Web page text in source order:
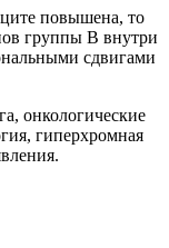
повышена, то
группы B внутри
сдвигами
онкологические
гиперхромная